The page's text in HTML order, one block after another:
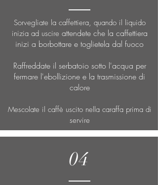
Sorvegliate la caffettiera, quando il liquido
inizia ad uscire attendete che la caffettiera
inizi a borbottare e toglietela dal fuoco
Raffreddate il serbatoio sotto l'acqua per
fermare l'ebollizione e la trasmissione di
calore
Mescolate il caffè uscito nella caraffa prima di
servire
04